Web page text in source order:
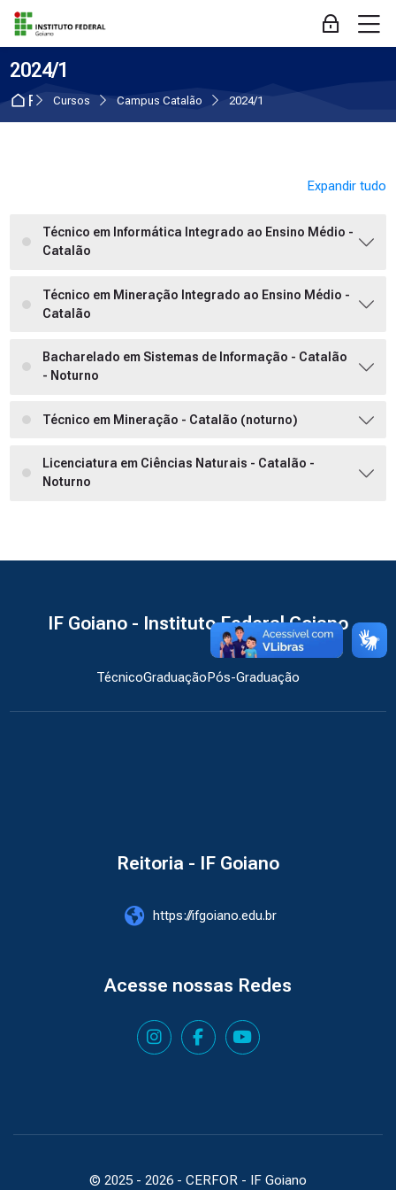
Skip to navigation
Skip to login form
Ir para o conteúdo principal
Skip to accessibility options
Skip to footer
Skip accessibility options
Acessar
2024/1
Página inicial
Cursos Campus Catalão 2024/1
Expandir tudo
Técnico em Informática Integrado ao Ensino Médio -
Catalão
Técnico em Mineração Integrado ao Ensino Médio -
Catalão
Bacharelado em Sistemas de Informação - Catalão
- Noturno
Técnico em Mineração - Catalão (noturno)
Licenciatura em Ciências Naturais - Catalão -
Noturno
IF Goiano - Instituto Federal Goiano
TécnicoGraduaçãoPós-Graduação
Reitoria - IF Goiano
https://ifgoiano.edu.br
Acesse nossas Redes
© 2025 - 2026 - CERFOR - IF Goiano